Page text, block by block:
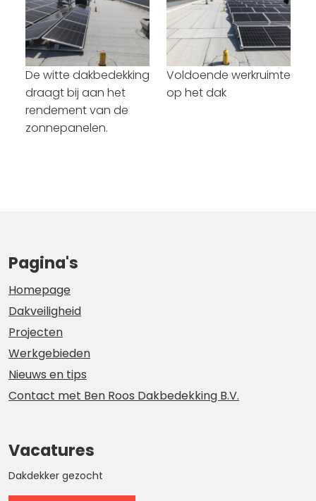
De witte dakbedekking
draagt bij aan het
rendement van de
zonnepanelen.
Voldoende werkruimte
op het dak
Pagina's
Homepage
Dakveiligheid
Projecten
Werkgebieden
Nieuws en tips
Contact met Ben Roos Dakbedekking B.V.
Vacatures
Dakdekker gezocht